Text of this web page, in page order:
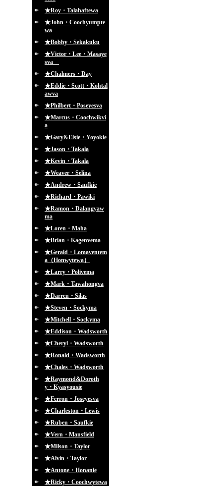
★Roy・Talahaftewa
★John・Coochyumpte
wa
★Bobby・Sekakuku
★Victor・Lee・Masaye
sva
★Chalmers・Day
★Eddie・Scott・Kohtal
awva
★Philbert・Poseyesva
★Marcus・Coochwikvi
a
★Gary&Elsie・Yoyokie
★Jason・Takala
★Kevin・Takala
★Weaver・Selina
★Andrew・Saufkie
★Richard・Pawiki
★Ramon・Dalangyaw
ma
★Loren・Maha
★Brian・Kagenvema
★Gerald・Lomaventem
a（Honwytewa）
★Larry・Polivema
★Mark・Tawahongva
★Darren・Silas
★Steven・Sockyma
★Mitchell・Sockyma
★Eddison・Wadsworth
★Cheryl・Wadsworth
★Ronald・Wadsworth
★Chales・Wadsworth
★Raymond&Doroth
y・Kyasyousie
★Ferron・Joseyesva
★Charleston・Lewis
★Ruben・Saufkie
★Vern・Mansfield
★Milson・Taylor
★Alvin・Taylor
★Antone・Honanie
★Ricky・Coochwytewa